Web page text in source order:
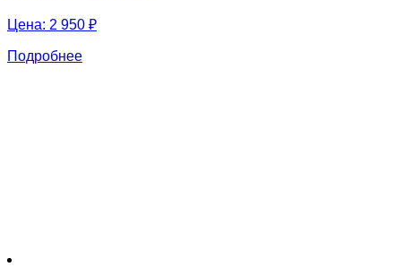
Цена: 2 950 ₽
Подробнее